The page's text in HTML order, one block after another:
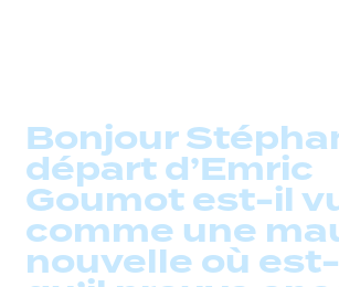
Bonjour
départ d’Emric
Goumot est-il
comme une
nouvelle où